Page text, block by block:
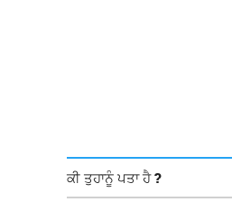
ਕੀ ਤੁਹਾਨੂੰ ਪਤਾ ਹੈ ?